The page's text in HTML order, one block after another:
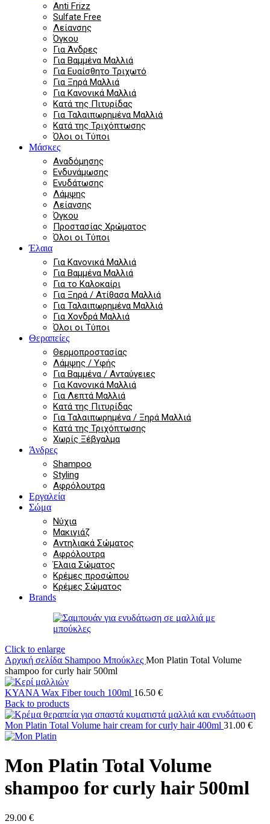
Anti Frizz
Sulfate Free
Λείανσης
Όγκου
Για Άνδρες
Για Βαμμένα Μαλλιά
Για Ευαίσθητο Τριχωτό
Για Ξηρά Μαλλιά
Για Κανονικά Μαλλιά
Κατά της Πιτυρίδας
Για Ταλαιπωρημένα Μαλλιά
Κατά της Τριχόπτωσης
Όλοι οι Τύποι
Μάσκες
Αναδόμησης
Ενδυνάμωσης
Ενυδάτωσης
Λάμψης
Λείανσης
Όγκου
Προστασίας Χρώματος
Όλοι οι Τύποι
Έλαια
Για Κανονικά Μαλλιά
Για Βαμμένα Μαλλιά
Για το Καλοκαίρι
Για Ξηρά / Ατίθασα Μαλλιά
Για Ταλαιπωρημένα Μαλλιά
Για Χονδρά Μαλλιά
Όλοι οι Τύποι
Θεραπείες
Θερμοπροστασίας
Λάμψης / Υφής
Για Βαμμένα / Ανταύγειες
Για Κανονικά Μαλλιά
Για Λεπτά Μαλλιά
Κατά της Πιτυρίδας
Για Ταλαιπωρημένα / Ξηρά Μαλλιά
Κατά της Τριχόπτωσης
Χωρίς Ξέβγαλμα
Άνδρες
Shampoo
Styling
Αφρόλουτρα
Εργαλεία
Σώμα
Νύχια
Μακιγιάζ
Αντηλιακά Σώματος
Αφρόλουτρα
Έλαια Σώματος
Κρέμες προσώπου
Κρέμες Σώματος
Brands
Click to enlarge
Αρχική σελίδα Shampoo Μπούκλες Mon Platin Total Volume
shampoo for curly hair 500ml
KYANA Wax Fiber touch 100ml 16.50 €
Back to products
Mon Platin Total Volume hair cream for curly hair 400ml 31.00 €
Mon Platin Total Volume
shampoo for curly hair 500ml
29.00 €